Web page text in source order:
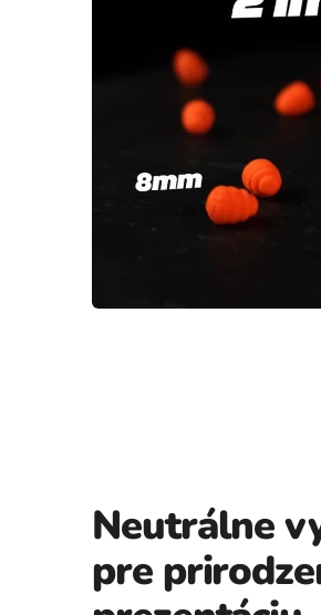
Neutrálne
pre